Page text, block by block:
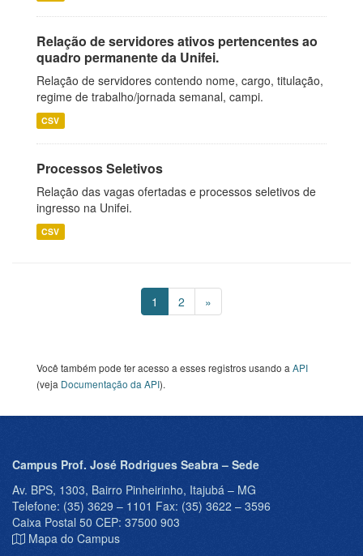
Relação de servidores ativos pertencentes ao
quadro permanente da Unifei.
Relação de servidores contendo nome, cargo, titulação,
regime de trabalho/jornada semanal, campi.
CSV
Processos Seletivos
Relação das vagas ofertadas e processos seletivos de
ingresso na Unifei.
CSV
1 2 »
Você também pode ter acesso a esses registros usando a API
(veja Documentação da API).
Campus Prof. José Rodrigues Seabra – Sede
Av. BPS, 1303, Bairro Pinheirinho, Itajubá – MG
Telefone: (35) 3629 – 1101 Fax: (35) 3622 – 3596
Caixa Postal 50 CEP: 37500 903
Mapa do Campus